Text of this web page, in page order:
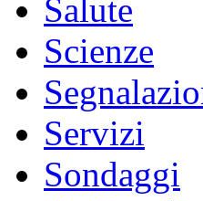
Salute
Scienze
Servizi
Sondaggi